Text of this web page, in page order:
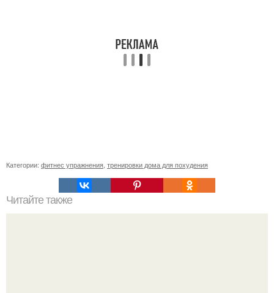
Категории: фитнес упражнения тренировки дома для похудения
Читайте также